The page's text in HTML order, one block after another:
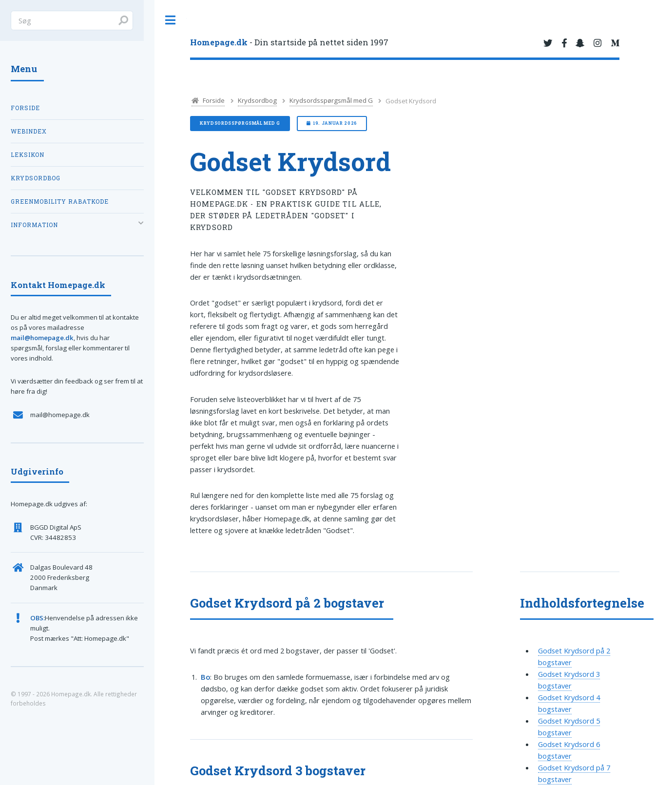
Homepage.dk - Din startside på nettet siden 1997
Forside Krydsordbog Krydsordsspørgsmål med G Godset Krydsord
KRYDSORDSSPØRGSMÅL MED G 19. JANUAR 2026
Godset Krydsord
VELKOMMEN TIL "GODSET KRYDSORD" PÅ
HOMEPAGE.DK - EN PRAKTISK GUIDE TIL ALLE,
DER STØDER PÅ LEDETRÅDEN "GODSET" I
KRYDSORD
Her har vi samlet hele 75 forskellige løsningsforslag, så du kan
finde den rette løsning uanset hvilken betydning eller ordklasse,
der er tænkt i krydsordsætningen.
Ordet "godset" er særligt populært i krydsord, fordi det er
kort, fleksibelt og flertydigt. Afhængig af sammenhæng kan det
referere til gods som fragt og varer, et gods som herregård
eller ejendom, eller figurativt til noget værdifuldt eller tungt.
Denne flertydighed betyder, at samme ledetråd ofte kan pege i
flere retninger, hvilket gør "godset" til en hyppig og spændende
udfordring for krydsordsløsere.
Foruden selve listeoverblikket har vi til hvert af de 75
løsningsforslag lavet en kort beskrivelse. Det betyder, at man
ikke blot får et muligt svar, men også en forklaring på ordets
betydning, brugssammenhæng og eventuelle bøjninger -
perfekt hvis man gerne vil udvide sit ordforråd, lære nuancerne i
sproget eller bare blive lidt klogere på, hvorfor et bestemt svar
passer i krydsordet.
Rul længere ned for den komplette liste med alle 75 forslag og
deres forklaringer - uanset om man er nybegynder eller erfaren
krydsordsløser, håber Homepage.dk, at denne samling gør det
lettere og sjovere at knække ledetråden "Godset".
Godset Krydsord på 2 bogstaver
Vi fandt præcis ét ord med 2 bogstaver, der passer til 'Godset'.
Bo: Bo bruges om den samlede formuemasse, især i forbindelse med arv og
dødsbo, og kan derfor dække godset som aktiv. Ordet fokuserer på juridisk
opgørelse, værdier og fordeling, når ejendom og tilgodehavender opgøres mellem
arvinger og kreditorer.
Godset Krydsord 3 bogstaver
Indholdsfortegnelse
Godset Krydsord på 2
bogstaver
Godset Krydsord 3
bogstaver
Godset Krydsord 4
bogstaver
Godset Krydsord 5
bogstaver
Godset Krydsord 6
bogstaver
Godset Krydsord på 7
bogstaver
Menu
FORSIDE
WEBINDEX
LEKSIKON
KRYDSORDBOG
GREENMOBILITY RABATKODE
INFORMATION
Kontakt Homepage.dk
Du er altid meget velkommen til at kontakte
os på vores mailadresse
mail@homepage.dk, hvis du har
spørgsmål, forslag eller kommentarer til
vores indhold.
Vi værdsætter din feedback og ser frem til at
høre fra dig!
mail@homepage.dk
Udgiverinfo
Homepage.dk udgives af:
BGGD Digital ApS
CVR: 34482853
Dalgas Boulevard 48
2000 Frederiksberg
Danmark
OBS:Henvendelse på adressen ikke
muligt.
Post mærkes "Att: Homepage.dk"
© 1997 - 2026 Homepage.dk. Alle rettigheder
forbeholdes